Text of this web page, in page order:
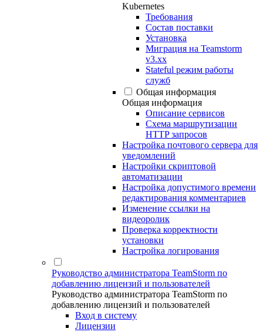
Kubernetes
Требования
Состав поставки
Установка
Миграция на Teamstorm
v3.xx
Stateful режим работы
служб
Общая информация
Общая информация
Описание сервисов
Схема маршрутизации
HTTP запросов
Настройка почтового сервера для
уведомлений
Настройки скриптовой
автоматизации
Настройка допустимого времени
редактирования комментариев
Изменение ссылки на
видеоролик
Проверка корректности
установки
Настройка логирования
Руководство администратора TeamStorm по
добавлению лицензий и пользователей
Руководство администратора TeamStorm по
добавлению лицензий и пользователей
Вход в систему
Лицензии